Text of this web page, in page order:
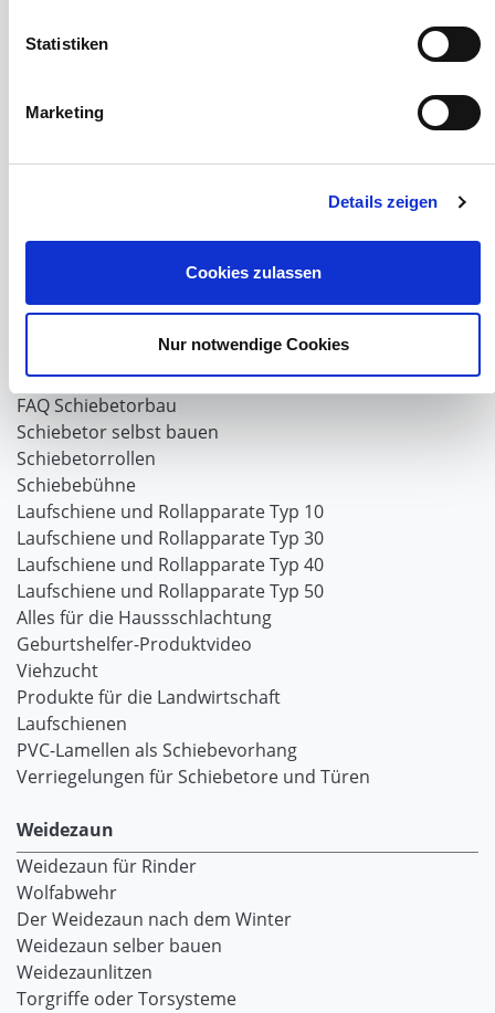
Statistiken
Marketing
Details zeigen
Cookies zulassen
Nur notwendige Cookies
Schiebevorhang
SIMAtex-Windschutznetze
Planenhauben für Unterstände
Schiebetorsets
Windschutz Schiebetor
Windschutznetz für Pferdestall
FAQ Schiebetorbau
Schiebetor selbst bauen
Schiebetorrollen
Schiebebühne
Laufschiene und Rollapparate Typ 10
Laufschiene und Rollapparate Typ 30
Laufschiene und Rollapparate Typ 40
Laufschiene und Rollapparate Typ 50
Alles für die Haussschlachtung
Geburtshelfer-Produktvideo
Viehzucht
Produkte für die Landwirtschaft
Laufschienen
PVC-Lamellen als Schiebevorhang
Verriegelungen für Schiebetore und Türen
Weidezaun
Weidezaun für Rinder
Wolfabwehr
Der Weidezaun nach dem Winter
Weidezaun selber bauen
Weidezaunlitzen
Torgriffe oder Torsysteme